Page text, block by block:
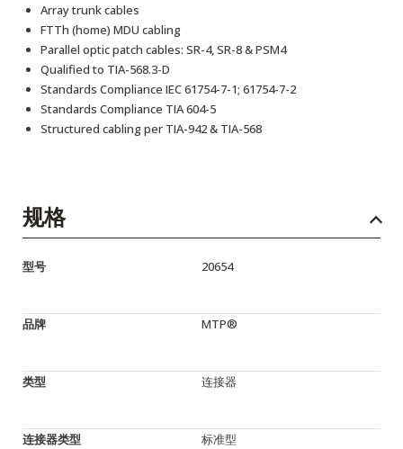
Array trunk cables
FTTh (home) MDU cabling
Parallel optic patch cables: SR-4, SR-8 & PSM4
Qualified to TIA-568.3-D
Standards Compliance IEC 61754-7-1; 61754-7-2
Standards Compliance TIA 604-5
Structured cabling per TIA-942 & TIA-568
规格
型号 20654
品牌 MTP®
类型 连接器
连接器类型 标准型